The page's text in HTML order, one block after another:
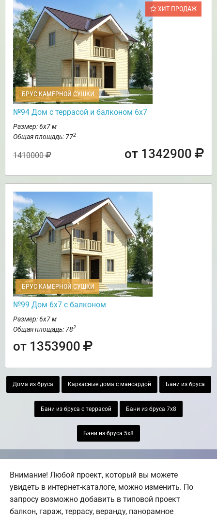
ХИТ ПРОДАЖ
БРУС КАМЕРНОЙ СУШКИ
№94 Дом с террасой и балконом 6х7
Размер: 6х7 м
Общая площадь: 772
1410000 от 1342900
БРУС КАМЕРНОЙ СУШКИ
№99 Дом 6х7 с балконом
Размер: 6х7 м
Общая площадь: 782
от 1353900
Дома из бруса Каркасные дома с мансардой Бани из бруса
Бани из бруса с террасой Бани из бруса 7х8
Бани из бруса 5х8
Внимание! Любой проект, который вы можете
увидеть в интернет-каталоге, можно изменить. По
запросу возможно добавить в типовой проект
балкон, гараж, террасу, веранду, панорамное